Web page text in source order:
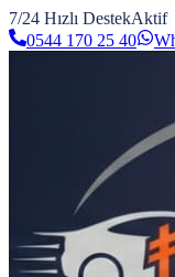
7/24 Hızlı DestekAktif
0544 170 25 40